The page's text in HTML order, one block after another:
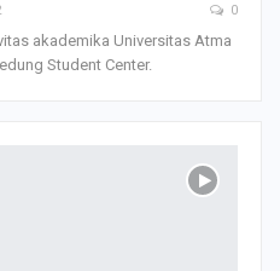
0
akademika Universitas Atma
Student Center.